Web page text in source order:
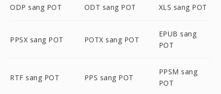
ODP sang POT ODT sang POT XLS sang POT
PPSX sang POT POTX sang POT
EPUB sang
POT
RTF sang POT PPS sang POT
PPSM sang
POT